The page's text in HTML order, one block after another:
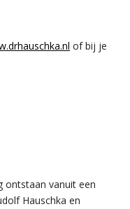
of bij je
ontstaan vanuit een
Hauschka en